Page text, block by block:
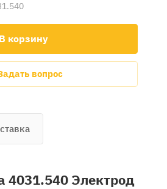
В корзину
вопрос
4031.540 Электрод